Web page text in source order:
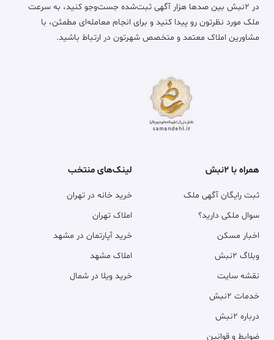
در ۲نبش بین صدها هزار آگهی ثبت‌شده جست‌وجو کنید، به سرعت
ملک مورد نظرتون رو پیدا کنید و برای انجام معامله‌ای مطمئن، با
مشاورین املاک معتمد و متخصص شهرتون در ارتباط باشید.
همراه با ۲نبش
ثبت رایگان آگهی ملک
سوال ملکی دارید؟
اخبار مسکن
وبلاگ ۲نبش
نقشه سایت
خدمات ۲نبش
درباره ۲نبش
ضوابط و قوانین
لینک‌های منتخب
خرید خانه در تهران
املاک تهران
خرید آپارتمان در مشهد
املاک مشهد
خرید ویلا در شمال